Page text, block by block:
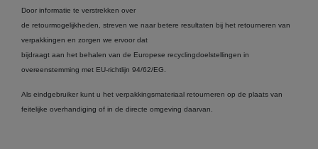
Door informatie te verstrekken over
de retourmogelijkheden, streven we naar betere resultaten bij het retourneren van
verpakkingen en zorgen we ervoor dat
bijdraagt aan het behalen van de Europese recyclingdoelstellingen in
overeenstemming met EU-richtlijn 94/62/EG.
Als eindgebruiker kunt u het verpakkingsmateriaal retourneren op de plaats van
feitelijke overhandiging of in de directe omgeving daarvan.